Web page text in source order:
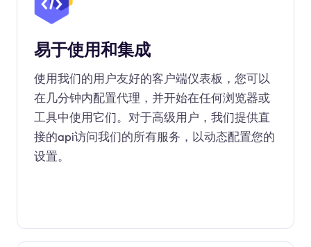
易于使用和集成
使用我们的用户友好的客户端仪表板，您可以
在几分钟内配置代理，并开始在任何浏览器或
工具中使用它们。对于高级用户，我们提供直
接的api访问我们的所有服务，以动态配置您的
设置。